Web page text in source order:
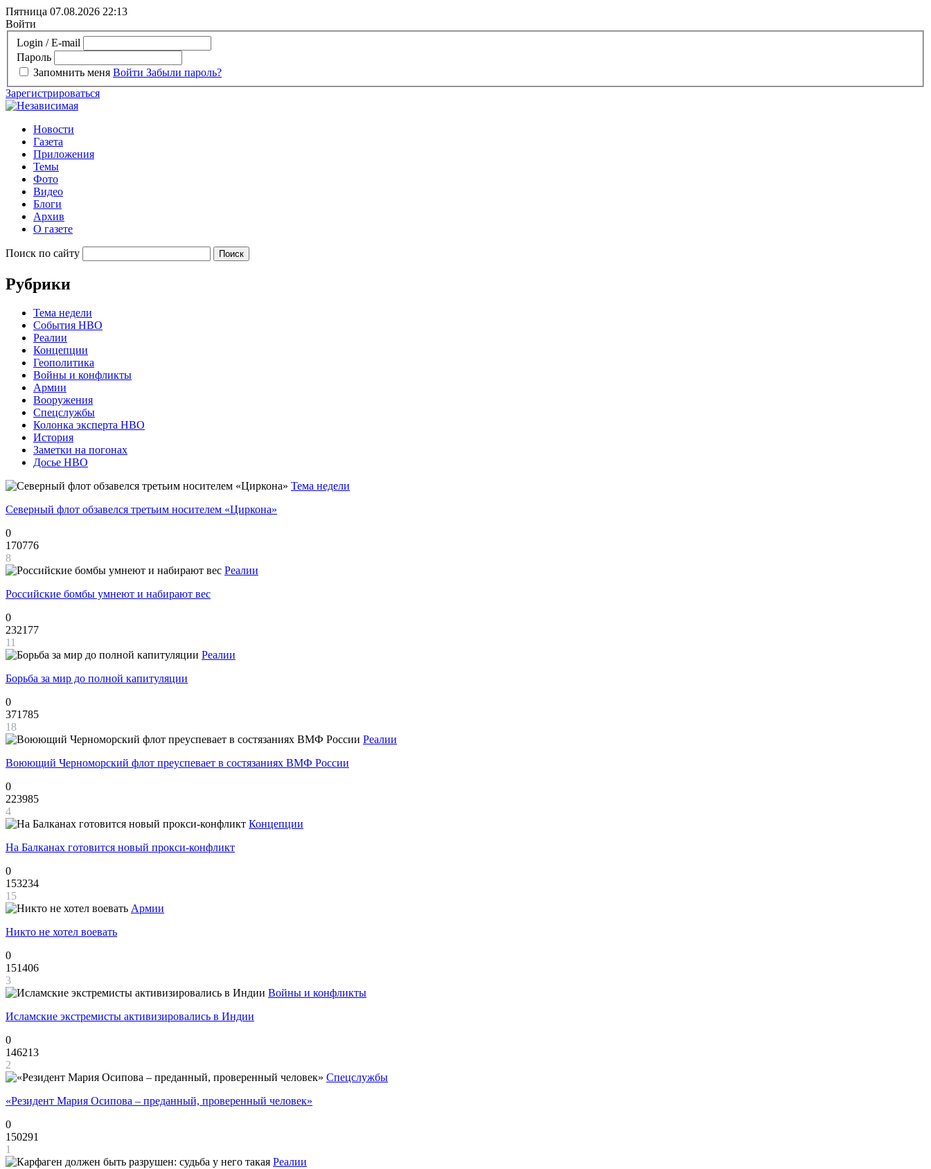
Пятница 07.08.2026 22:13
Войти
Login / E-mail
Пароль
Запомнить меня Войти Забыли пароль?
Зарегистрироваться
Новости
Газета
Приложения
Темы
Фото
Видео
Блоги
Архив
О газете
Поиск по сайту
Рубрики
Тема недели
События НВО
Реалии
Концепции
Геополитика
Войны и конфликты
Армии
Вооружения
Спецслужбы
Колонка эксперта НВО
История
Заметки на погонах
Досье НВО
Тема недели
Северный флот обзавелся третьим носителем «Циркона»
0
170776
8
Реалии
Российские бомбы умнеют и набирают вес
0
232177
11
Реалии
Борьба за мир до полной капитуляции
0
371785
18
Реалии
Воюющий Черноморский флот преуспевает в состязаниях ВМФ России
0
223985
4
Концепции
На Балканах готовится новый прокси-конфликт
0
153234
15
Армии
Никто не хотел воевать
0
151406
3
Войны и конфликты
Исламские экстремисты активизировались в Индии
0
146213
2
Спецслужбы
«Резидент Мария Осипова – преданный, проверенный человек»
0
150291
1
Реалии